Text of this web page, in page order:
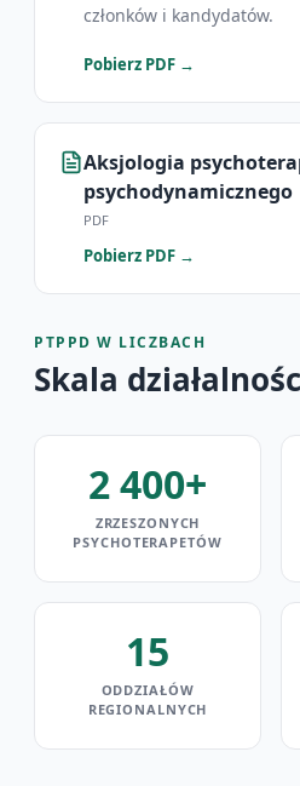
koleżeńskiego
członków i kandydatów.
Pobierz PDF →
Aksjologia
psychodynamicznego
PDF
Pobierz PDF →
PTPPD W LICZBACH
Skala
2 400+
ZRZESZONYCH
PSYCHOTERAPETÓW
15
ODDZIAŁÓW
REGIONALNYCH